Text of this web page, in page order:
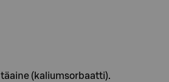
(kaliumsorbaatti).